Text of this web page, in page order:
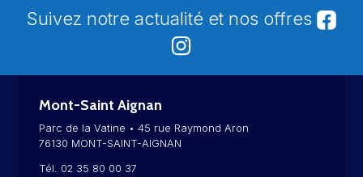
Suivez notre actualité et nos offres
Mont-Saint Aignan
Parc de la Vatine • 45 rue Raymond Aron
76130 MONT-SAINT-AIGNAN
Tél. 02 35 80 00 37